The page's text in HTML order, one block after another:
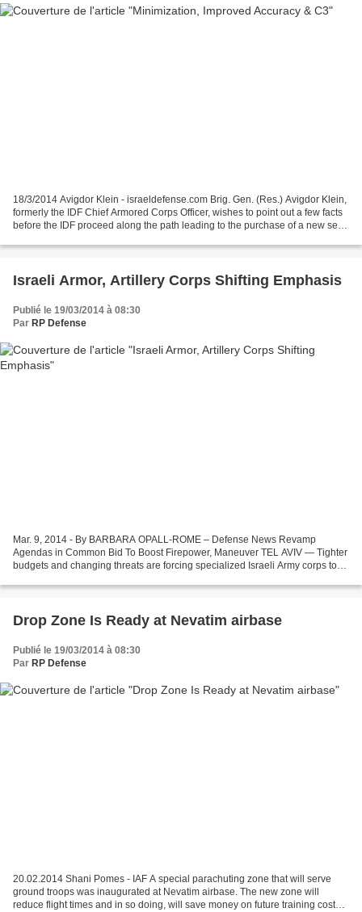
18/3/2014 Avigdor Klein - israeldefense.com Brig. Gen. (Res.) Avigdor Klein,
formerly the IDF Chief Armored Corps Officer, wishes to point out a few facts
before the IDF proceed along the path leading to the purchase of a new self-
Israeli Armor, Artillery Corps Shifting Emphasis
Publié le 19/03/2014 à 08:30
Par RP Defense
Mar. 9, 2014 - By BARBARA OPALL-ROME – Defense News Revamp
Agendas in Common Bid To Boost Firepower, Maneuver TEL AVIV — Tighter
budgets and changing threats are forcing specialized Israeli Army corps to
Drop Zone Is Ready at Nevatim airbase
Publié le 19/03/2014 à 08:30
Par RP Defense
20.02.2014 Shani Pomes - IAF A special parachuting zone that will serve
ground troops was inaugurated at Nevatim airbase. The new zone will
reduce flight times and in so doing, will save money on future training costs.